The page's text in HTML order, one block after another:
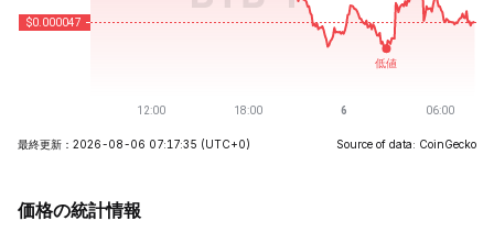
最終更新：2026-08-06 07:17:35 (UTC+0) Source of data: CoinGecko
価格の統計情報